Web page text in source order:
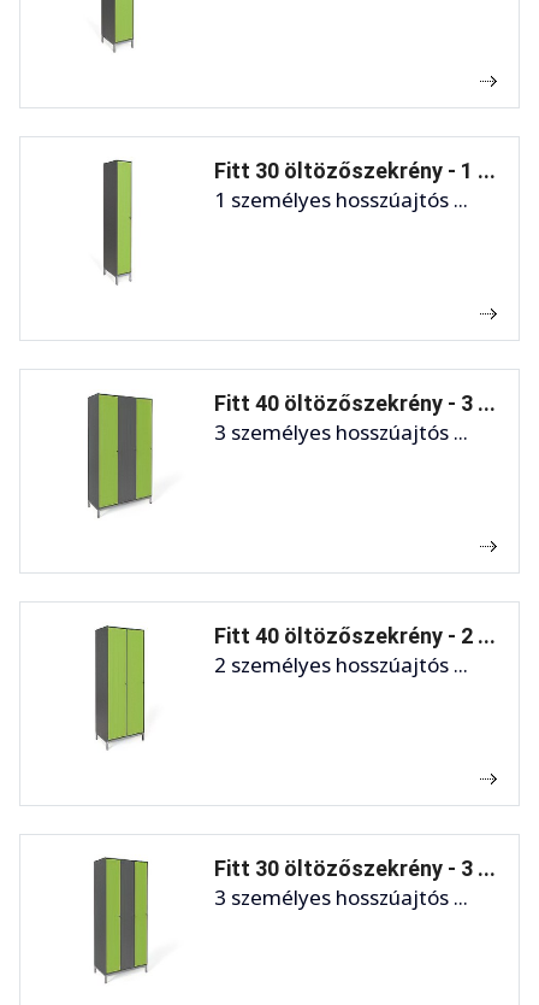
Fitt 30 öltözőszekrény - 1 ...
1 személyes hosszúajtós ...
Fitt 40 öltözőszekrény - 3 ...
3 személyes hosszúajtós ...
Fitt 40 öltözőszekrény - 2 ...
2 személyes hosszúajtós ...
Fitt 30 öltözőszekrény - 3 ...
3 személyes hosszúajtós ...